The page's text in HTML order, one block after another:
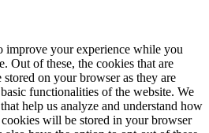
improve your experience while you
Out of these, the cookies that are
stored on your browser as they are
functionalities of the website. We
help us analyze and understand how
will be stored in your browser